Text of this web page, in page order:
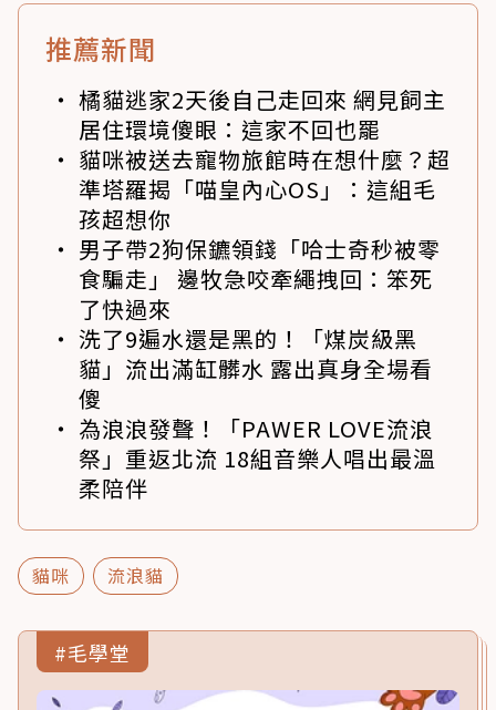
推薦新聞
橘貓逃家2天後自己走回來 網見飼主
居住環境傻眼：這家不回也罷
貓咪被送去寵物旅館時在想什麼？超
準塔羅揭「喵皇內心OS」：這組毛
孩超想你
男子帶2狗保鑣領錢「哈士奇秒被零
食騙走」 邊牧急咬牽繩拽回：笨死
了快過來
洗了9遍水還是黑的！「煤炭級黑
貓」流出滿缸髒水 露出真身全場看
傻
為浪浪發聲！「PAWER LOVE流浪
祭」重返北流 18組音樂人唱出最溫
柔陪伴
貓咪 流浪貓
#毛學堂